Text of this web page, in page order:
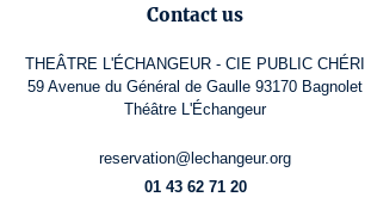
Contact us
THEÂTRE L'ÉCHANGEUR - CIE PUBLIC CHÉRI
59 Avenue du Général de Gaulle 93170 Bagnolet
Théâtre L'Échangeur
reservation@lechangeur.org
01 43 62 71 20